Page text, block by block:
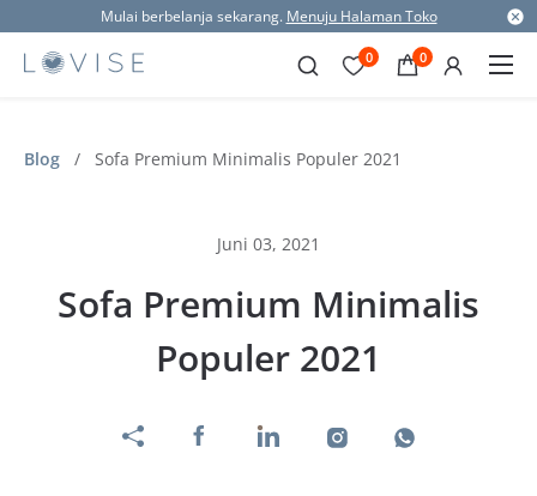
Mulai berbelanja sekarang. Menuju Halaman Toko
0 0
Blog / Sofa Premium Minimalis Populer 2021
Juni 03, 2021
Sofa Premium Minimalis
Populer 2021